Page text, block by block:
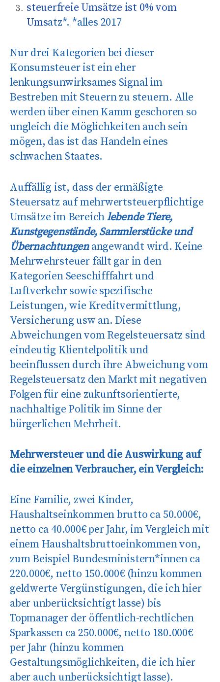
steuerfreie Umsätze ist 0% vom
Umsatz*. *alles 2017
Nur drei Kategorien bei dieser
Konsumsteuer ist ein eher
lenkungsunwirksames Signal im
Bestreben mit Steuern zu steuern. Alle
werden über einen Kamm geschoren so
ungleich die Möglichkeiten auch sein
mögen, das ist das Handeln eines
schwachen Staates.
Auffällig ist, dass der ermäßigte
Steuersatz auf mehrwertsteuerpflichtige
Umsätze im Bereichlebende Tiere,
Kunstgegenstände, Sammlerstücke und
Übernachtungenangewandt wird. Keine
Mehrwehrsteuer fällt gar in den
Kategorien Seeschifffahrt und
Luftverkehr sowie spezifische
Leistungen, wie Kreditvermittlung,
Versicherung usw an. Diese
Abweichungen vom Regelsteuersatz sind
eindeutig Klientelpolitik und
beeinflussen durch ihre Abweichung vom
Regelsteuersatz den Markt mit negativen
Folgen für eine zukunftsorientierte,
nachhaltige Politik im Sinne der
bürgerlichen Mehrheit.
Mehrwersteuer und die Auswirkung auf
die einzelnen Verbraucher, ein Vergleich:
Eine Familie, zwei Kinder,
Haushaltseinkommen brutto ca 50.000€,
netto ca 40.000€ per Jahr, im Vergleich mit
einem Haushaltsbruttoeinkommen von,
zum Beispiel Bundesministern*innen ca
220.000€, netto 150.000€ (hinzu kommen
geldwerte Vergünstigungen, die ich hier
aber unberücksichtigt lasse) bis
Topmanager der öffentlich-rechtlichen
Sparkassen ca 250.000€, netto 180.000€
per Jahr (hinzu kommen
Gestaltungsmöglichkeiten, die ich hier
aber auch unberücksichtigt lasse).